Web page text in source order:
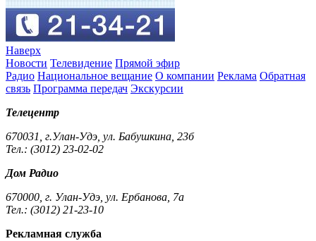
Наверх
Новости Телевидение Прямой эфир
Радио Национальное вещание О компании Реклама Обратная
связь Программа передач Экскурсии
Телецентр
670031, г.Улан-Удэ, ул. Бабушкина, 23б
Тел.: (3012) 23-02-02
Дом Радио
670000, г. Улан-Удэ, ул. Ербанова, 7а
Тел.: (3012) 21-23-10
Рекламная служба